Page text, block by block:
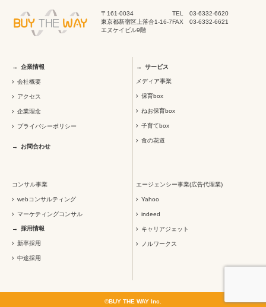
〒161-0034
東京都新宿区上落合1-16-7
エヌケイビル9階
TEL 03-6332-6620
FAX 03-6332-6621
企業情報
会社概要
アクセス
企業理念
プライバシーポリシー
お問合わせ
サービス
メディア事業
保育box
ねお保育box
子育てbox
食の花道
コンサル事業
webコンサルティング
マーケティングコンサル
エージェンシー事業(広告代理業)
Yahoo
indeed
キャリアジェット
ノルワークス
採用情報
新卒採用
中途採用
©BUY THE WAY Inc.